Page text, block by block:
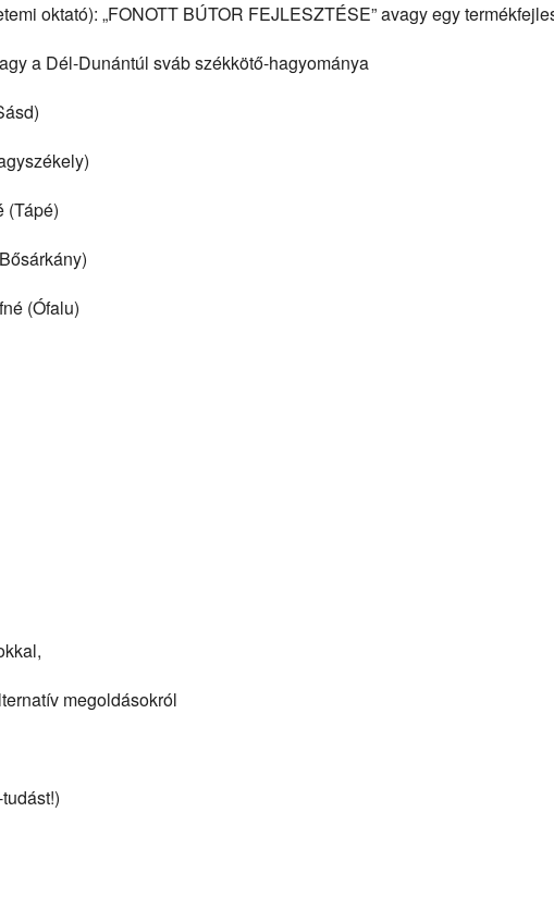
oktató): „FONOTT BÚTOR FEJLESZTÉSE” avagy egy
a Dél-Dunántúl sváb székkötő-hagyománya
megoldásokról